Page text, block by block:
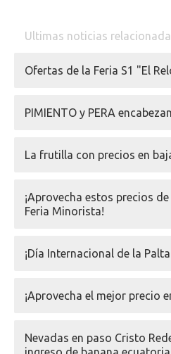
Ultimas noticias
Ofertas de la Feria S1 "El
PIMIENTO y PERA
La frutilla con precios en
¡Aprovecha estos precios
Feria Minorista!
¡Día Internacional de la
¡Aprovecha el mejor precio
Nevadas en paso Cristo